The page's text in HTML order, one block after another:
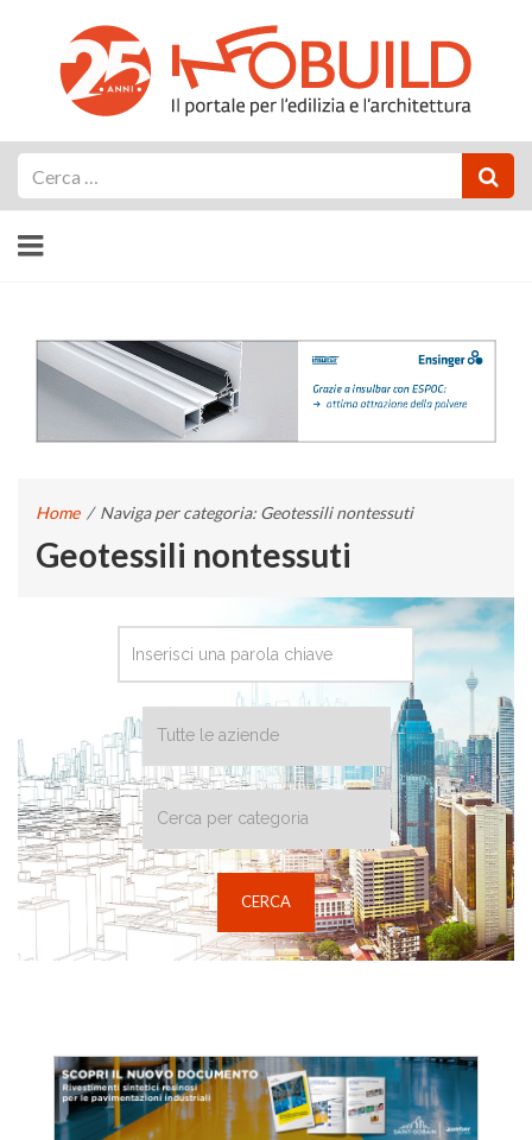
Home / Naviga per categoria: Geotessili nontessuti
Geotessili nontessuti